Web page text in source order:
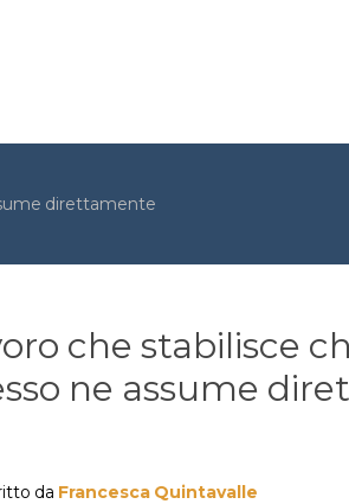
direttamente
che stabilisce
ne assume
da Francesca Quintavalle